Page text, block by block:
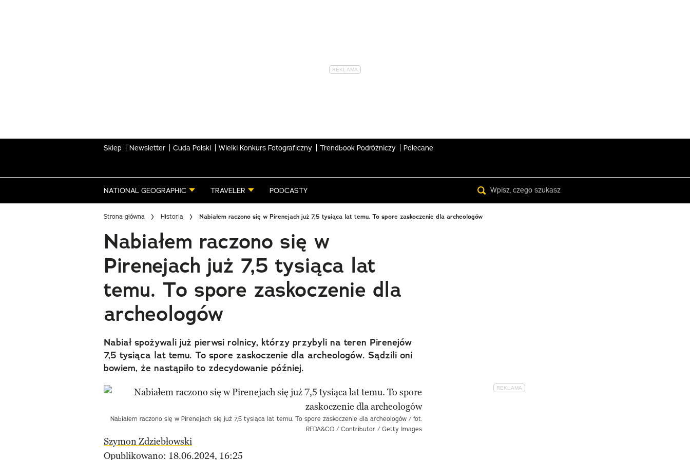
Sklep Newsletter Cuda Polski Wielki Konkurs Fotograficzny Trendbook Podróżniczy Polecane
NATIONAL GEOGRAPHIC TRAVELER PODCASTY
Strona główna Historia Nabiałem raczono się w Pirenejach już 7,5 tysiąca lat temu. To spore zaskoczenie dla archeologów
Nabiałem raczono się w
Pirenejach już 7,5 tysiąca lat
temu. To spore zaskoczenie dla
archeologów
Nabiał spożywali już pierwsi rolnicy, którzy przybyli na teren Pirenejów
7,5 tysiąca lat temu. To spore zaskoczenie dla archeologów. Sądzili oni
bowiem, że nastąpiło to zdecydowanie później.
Nabiałem raczono się w Pirenejach się już 7,5 tysiąca lat temu. To spore zaskoczenie dla archeologów / fot.
REDA&CO / Contributor / Getty Images
Szymon Zdziebłowski
Opublikowano: 18.06.2024, 16:25